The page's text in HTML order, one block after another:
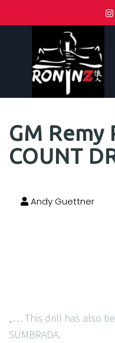
GM Remy
COUNT
Andy Guettner
„… This drill has also
SUMBRADA.